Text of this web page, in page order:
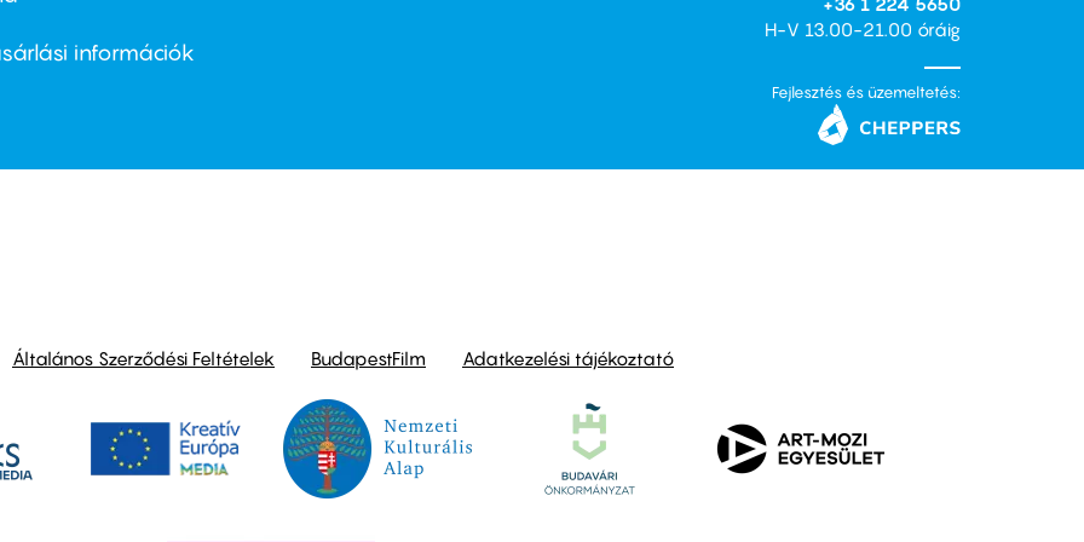
információk
H-V 13.00-21.00 óráig
Fejlesztés és üzemeltetés:
Általános Szerződési Feltételek BudapestFilm Adatkezelési tájékoztató